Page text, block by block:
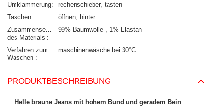
Umklammerung
rechenschieber tasten
Taschen
öffnen
hinter
Zusammensetzung
des Materials
99% Baumwolle 1% Elastan
Verfahren zum
Waschen
maschinenwäsche bei 30°C
PRODUKTBESCHREIBUNG
Helle braune Jeans mit hohem Bund und geradem Bein